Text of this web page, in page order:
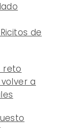
de
reto
a